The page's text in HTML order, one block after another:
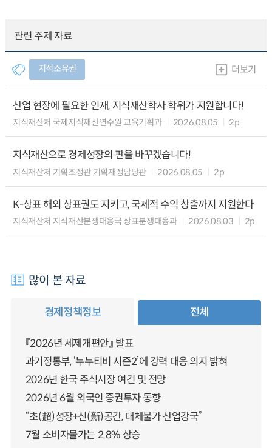
관련 주제 자료
지적소유권 더보기
산업 현장에 필요한 인재, 지식재산학사 학위가 지원합니다!
지식재산처 국제지식재산연수원 교육기획과 2026.08.05 2p
지식재산으로 경제성장의 판을 바꾸겠습니다!
지식재산처 기획조정관 기획재정담당관 2026.08.05 2p
K-상표 해외 상표권도 지키고, 국제적 수익 창출까지 지원한다
지식재산처 지식재산분쟁대응국 상표분쟁대응과 2026.08.03 2p
많이 본 자료
경제정책정보 전체
『2026년 세제개편안』 발표
과기정통부, ‘누누티비 시즌2’에 강력 대응 의지 밝혀
2026년 한국 주식시장 여건 및 전망
2026년 6월 외국인 증권투자 동향
“초(超)성장+신(新)공간, 대체불가 산업강국”
7월 소비자물가는 2.8% 상승